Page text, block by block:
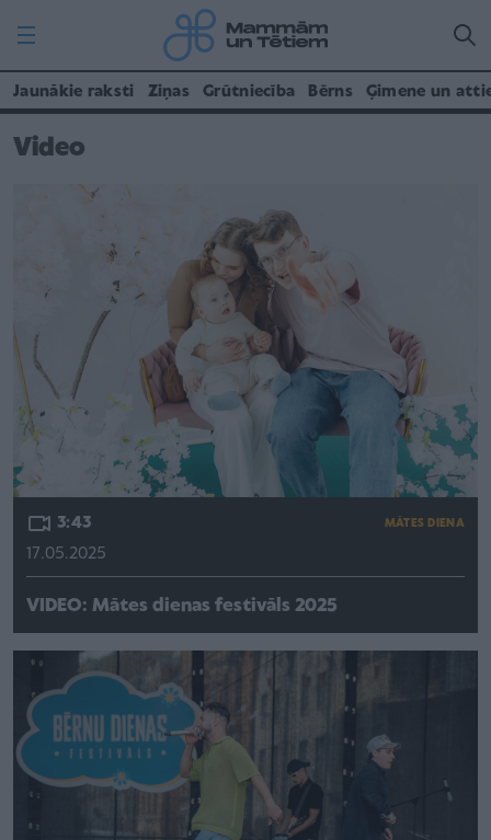
Jaunākie raksti Ziņas Grūtniecība Bērns Ģimene un
Video
3:43 MĀTES DIENA
17.05.2025
VIDEO: Mātes dienas festivāls 2025